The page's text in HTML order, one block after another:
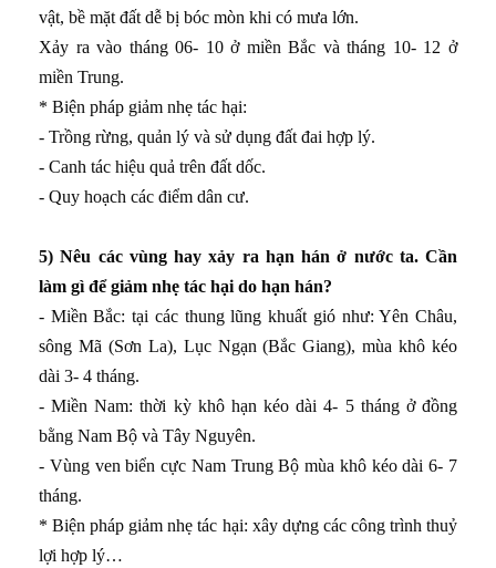
vật, bề mặt đất dễ bị bóc mòn khi có mưa lớn.
Xảy ra vào tháng 06- 10 ở miền Bắc và tháng 10- 12 ở
miền Trung.
* Biện pháp giảm nhẹ tác hại:
- Trồng rừng, quản lý và sử dụng đất đai hợp lý.
- Canh tác hiệu quả trên đất dốc.
- Quy hoạch các điểm dân cư.
5) Nêu các vùng hay xảy ra hạn hán ở nước ta. Cần
làm gì để giảm nhẹ tác hại do hạn hán?
- Miền Bắc: tại các thung lũng khuất gió như: Yên Châu,
sông Mã (Sơn La), Lục Ngạn (Bắc Giang), mùa khô kéo
dài 3- 4 tháng.
- Miền Nam: thời kỳ khô hạn kéo dài 4- 5 tháng ở đồng
bằng Nam Bộ và Tây Nguyên.
- Vùng ven biển cực Nam Trung Bộ mùa khô kéo dài 6- 7
tháng.
* Biện pháp giảm nhẹ tác hại: xây dựng các công trình thuỷ
lợi hợp lý…